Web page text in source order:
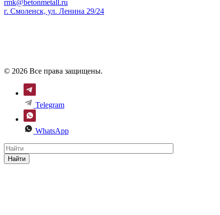
rmk@betonmetall.ru
г. Смоленск, ул. Ленина 29/24
© 2026 Все права защищены.
Telegram
WhatsApp
Найти